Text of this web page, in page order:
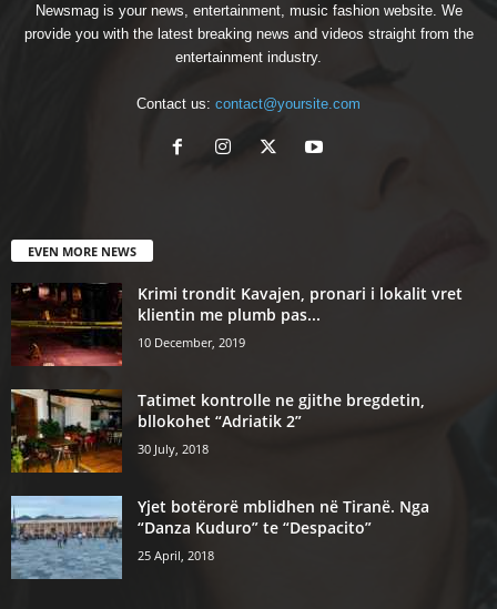
Newsmag is your news, entertainment, music fashion website. We
provide you with the latest breaking news and videos straight from the
entertainment industry.
Contact us: contact@yoursite.com
EVEN MORE NEWS
Krimi trondit Kavajen, pronari i lokalit vret
klientin me plumb pas...
10 December, 2019
Tatimet kontrolle ne gjithe bregdetin,
bllokohet “Adriatik 2”
30 July, 2018
Yjet botërorë mblidhen në Tiranë. Nga
“Danza Kuduro” te “Despacito”
25 April, 2018